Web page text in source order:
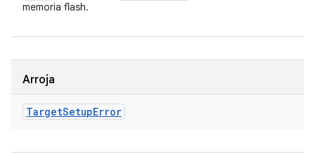
memoria flash.
Arroja
TargetSetupError